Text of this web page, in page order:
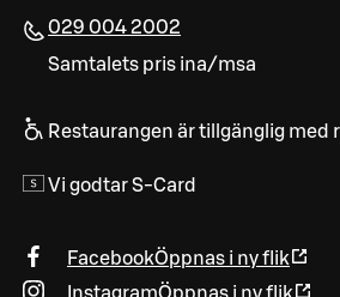
029 004 2002
Samtalets pris ina/msa
Restaurangen är tillgänglig med
Vi godtar S-Card
FacebookÖppnas i ny flik
InstagramÖppnas i ny flik